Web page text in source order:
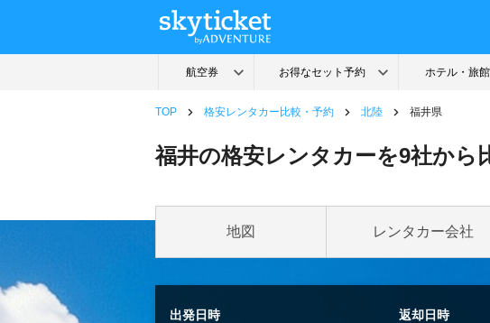
TOP 格安レンタカー比較・予約 北陸 福井県
福井の格安レンタカーを9社から
地図 レンタカー会社
出発日時 返却日時